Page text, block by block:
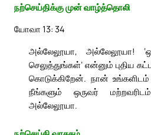
நற்செய்திக்கு முன் வாழ்த்தொலி
யோவா 13: 34
அல்லேலூயா, அல்லேலூயா!
செலுத்துங்கள்’ என்னும் புதிய
கொடுக்கிறேன். நான்
நீங்களும் ஒருவர்
அல்லேலூயா.